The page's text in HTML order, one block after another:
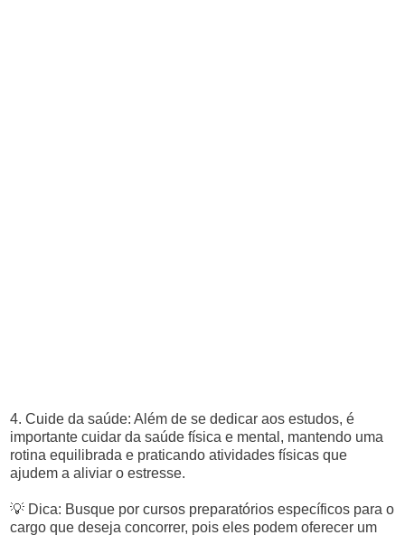
4. Cuide da saúde: Além de se dedicar aos estudos, é
importante cuidar da saúde física e mental, mantendo uma
rotina equilibrada e praticando atividades físicas que
ajudem a aliviar o estresse.
💡 Dica: Busque por cursos preparatórios específicos para o
cargo que deseja concorrer, pois eles podem oferecer um